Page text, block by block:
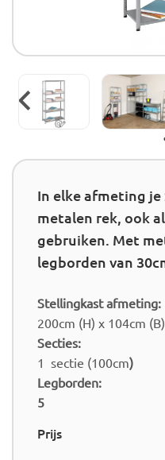
In elke afmeting
metalen rek, ook
gebruiken. Met
legborden van
Stellingkast afmeting:
200cm (H) x 104cm
Secties:
1 sectie (100cm)
Legborden:
5
Prijs